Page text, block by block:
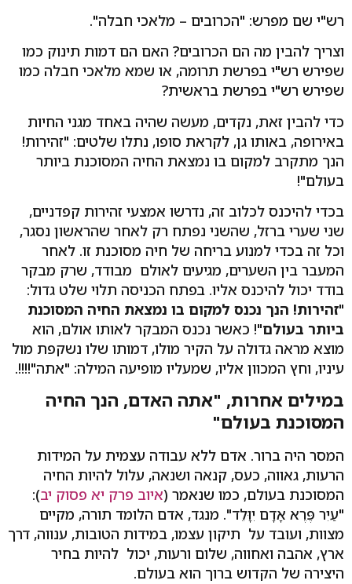
רש"י שם מפרש: "הכרובים – מלאכי חבלה".
וצריך להבין מה הם הכרובים? האם הם דמות תינוק כמו
שפירש רש"י בפרשת תרומה, או שמא מלאכי חבלה כמו
שפירש רש"י בפרשת בראשית?
כדי להבין זאת, נקדים, מעשה שהיה באחד מגני החיות
באירופה, באותו גן, לקראת סופו, נתלו שלטים: "זהירות!
הנך מתקרב למקום בו נמצאת החיה המסוכנת ביותר
בעולם"!
בכדי להיכנס לכלוב זה, נדרשו אמצעי זהירות קפדניים,
שני שערי ברזל, שהשני נפתח רק לאחר שהראשון נסגר,
וכל זה בכדי למנוע בריחה של חיה מסוכנת זו. לאחר
המעבר בין השערים, מגיעים לאולם מבודד, שרק מבקר
בודד יכול להיכנס אליו. בפתח הכניסה תלוי שלט גדול:
"זהירות! הנך נכנס למקום בו נמצאת החיה המסוכנת
ביותר בעולם"! כאשר נכנס המבקר לאותו אולם, הוא
מוצא מראה גדולה על הקיר מולו, דמותו שלו נשקפת מול
עיניו, וחץ המכוון אליו, שמעליו מופיעה המילה: "אתה"!!!!.
במילים אחרות, "אתה האדם, הנך החיה
המסוכנת בעולם"
המסר היה ברור. אדם ללא עבודה עצמית על המידות
הרעות, גאווה, כעס, קנאה ושנאה, עלול להיות החיה
המסוכנת בעולם, כמו שנאמר (איוב פרק יא פסוק יב):
"עַיִר פֶּרֶא אָדָם יִוָּלֵד". מנגד, אדם הלומד תורה, מקיים
מצוות, ועובד על תיקון עצמו, במידות הטובות, ענווה, דרך
ארץ, אהבה ואחווה, שלום ורעות, יכול להיות בחיר
היצירה של הקדוש ברוך הוא בעולם.